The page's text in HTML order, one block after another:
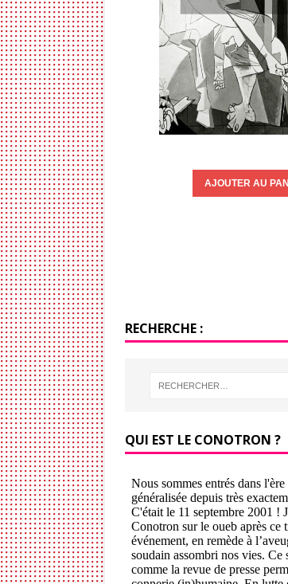
RECHERCHE :
QUI EST LE CONOTRON ?